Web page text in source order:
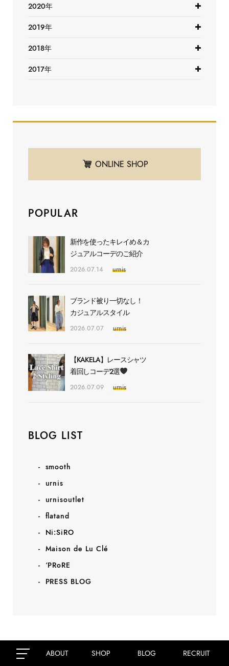
ABOUT SHOP BLOG RECRUIT
2020年
2019年
2018年
2017年
ONLINE SHOP
POPULAR
新作を使ったキレイめ＆カ
ジュアルコーデのご紹介
2026.07.14 urnis
ブランド被り一切なし！
カジュアルスタイル
2026.07.07 urnis
【KAKELA】レースシャツ
着回しコーデ2選
2026.07.09 urnis
BLOG LIST
smooth
urnis
urnisoutlet
flatand
Ni:SiRO
Maison de Lu Clé
‘PRoRE
PRESS BLOG